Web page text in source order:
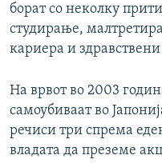
борат со неколку
студирање,
кариера и
На врвот во 2003
самоубиваат во
речиси три спрема
владата да преземе